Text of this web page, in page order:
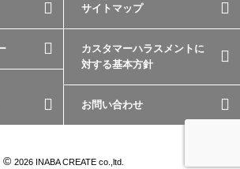
サイトマップ
カスタマーハラスメントに
対する基本方針
お問い合わせ
© 2026 INABA CREATE co.,ltd.